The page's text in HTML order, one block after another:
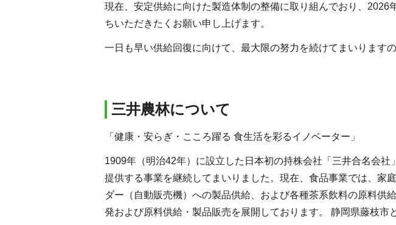
現在、安定供給に向けた製造体制の整備に取り組んでおり、
ちいただきたくお願い申し上げます。
一日も早い供給回復に向けて、最大限の努力を続けてまいります
三井農林について
「健康・安らぎ・こころ躍る 食生活を彩るイノベーター」
1909年（明治42年）に設立した日本初の持株会社「三井合名会
提供する事業を継続してまいりました。現在、食品事業では、家
ダー（自動販売機）への製品供給、および各種茶系飲料の原料供
発および原料供給・製品販売を展開しております。 静岡県藤枝市